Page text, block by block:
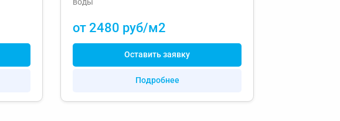
от 2480 руб/м2
Оставить заявку
Подробнее